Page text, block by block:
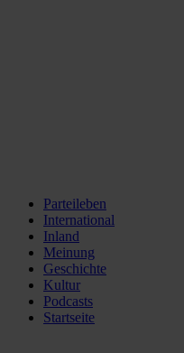
Parteileben
International
Inland
Meinung
Geschichte
Kultur
Podcasts
Startseite